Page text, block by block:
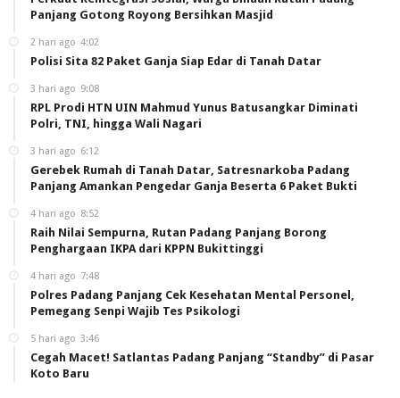
Panjang Gotong Royong Bersihkan Masjid
2 hari ago 4:02
Polisi Sita 82 Paket Ganja Siap Edar di Tanah Datar
3 hari ago 9:08
RPL Prodi HTN UIN Mahmud Yunus Batusangkar Diminati
Polri, TNI, hingga Wali Nagari
3 hari ago 6:12
Gerebek Rumah di Tanah Datar, Satresnarkoba Padang
Panjang Amankan Pengedar Ganja Beserta 6 Paket Bukti
4 hari ago 8:52
Raih Nilai Sempurna, Rutan Padang Panjang Borong
Penghargaan IKPA dari KPPN Bukittinggi
4 hari ago 7:48
Polres Padang Panjang Cek Kesehatan Mental Personel,
Pemegang Senpi Wajib Tes Psikologi
5 hari ago 3:46
Cegah Macet! Satlantas Padang Panjang “Standby” di Pasar
Koto Baru